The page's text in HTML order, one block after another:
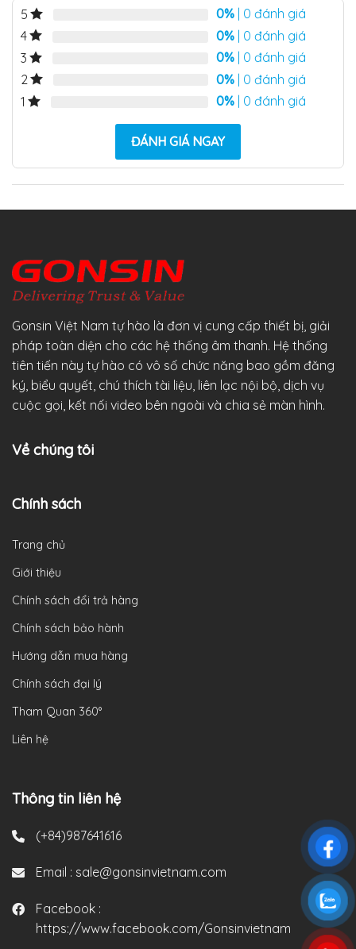
5 0% | 0 đánh giá
4
0% | 0 đánh giá
3
0% | 0 đánh giá
2
0% | 0 đánh giá
1
0% | 0 đánh giá
ĐÁNH GIÁ NGAY
Gonsin Việt Nam tự hào là đơn vị cung cấp thiết bị, giải
pháp toàn diện cho các hệ thống âm thanh. Hệ thống
tiên tiến này tự hào có vô số chức năng bao gồm đăng
ký, biểu quyết, chú thích tài liệu, liên lạc nội bộ, dịch vụ
cuộc gọi, kết nối video bên ngoài và chia sẻ màn hình.
Về chúng tôi
Chính sách
Trang chủ
Giới thiệu
Chính sách đổi trả hàng
Chính sách bảo hành
Hướng dẫn mua hàng
Chính sách đại lý
Tham Quan 360°
Liên hệ
Thông tin liên hệ
(+84)987641616
Email : sale@gonsinvietnam.com
Facebook :
https://www.facebook.com/Gonsinvietnam